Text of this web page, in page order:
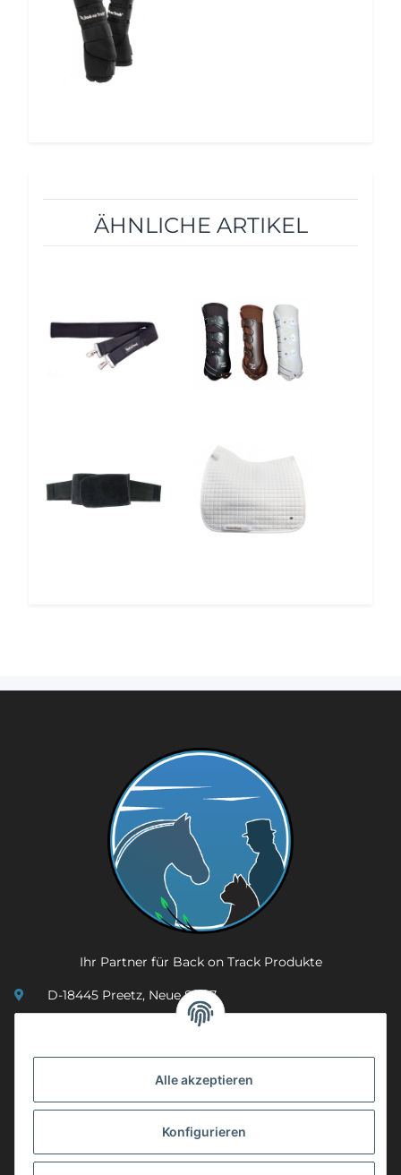
Alle akzeptieren
Konfigurieren
ÄHNLICHE ARTIKEL
Ihr Partner für Back on Track Produkte
D-18445 Preetz, Neue Str. 7
info@mobility-in-harmony.de
Informationen
Back on Track